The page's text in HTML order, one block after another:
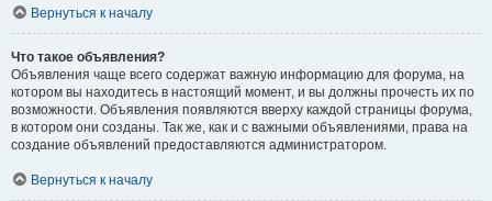
Вернуться к началу
Что такое объявления?
Объявления чаще всего содержат важную информацию для форума, на
котором вы находитесь в настоящий момент, и вы должны прочесть их по
возможности. Объявления появляются вверху каждой страницы форума,
в котором они созданы. Так же, как и с важными объявлениями, права на
создание объявлений предоставляются администратором.
Вернуться к началу